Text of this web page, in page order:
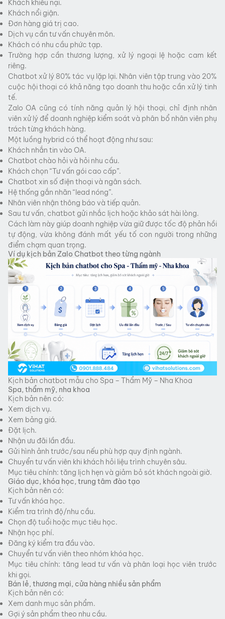
Khách khiếu nại.
Khách nổi giận.
Đơn hàng giá trị cao.
Dịch vụ cần tư vấn chuyên môn.
Khách có nhu cầu phức tạp.
Trường hợp cần thương lượng, xử lý ngoại lệ hoặc cam kết
riêng.
Chatbot xử lý 80% tác vụ lặp lại. Nhân viên tập trung vào 20%
cuộc hội thoại có khả năng tạo doanh thu hoặc cần xử lý tinh
tế.
Zalo OA cũng có tính năng quản lý hội thoại, chỉ định nhân
viên xử lý để doanh nghiệp kiểm soát và phân bổ nhân viên phụ
trách từng khách hàng.
Một luồng hybrid có thể hoạt động như sau:
Khách nhắn tin vào OA.
Chatbot chào hỏi và hỏi nhu cầu.
Khách chọn “Tư vấn gói cao cấp”.
Chatbot xin số điện thoại và ngân sách.
Hệ thống gắn nhãn “lead nóng”.
Nhân viên nhận thông báo và tiếp quản.
Sau tư vấn, chatbot gửi nhắc lịch hoặc khảo sát hài lòng.
Cách làm này giúp doanh nghiệp vừa giữ được tốc độ phản hồi
tự động, vừa không đánh mất yếu tố con người trong những
điểm chạm quan trọng.
Ví dụ kịch bản Zalo Chatbot theo từng ngành
Kịch bản chatbot mẫu cho Spa – Thẩm Mỹ – Nha Khoa
Spa, thẩm mỹ, nha khoa
Kịch bản nên có:
Xem dịch vụ.
Xem bảng giá.
Đặt lịch.
Nhận ưu đãi lần đầu.
Gửi hình ảnh trước/sau nếu phù hợp quy định ngành.
Chuyển tư vấn viên khi khách hỏi liệu trình chuyên sâu.
Mục tiêu chính: tăng lịch hẹn và giảm bỏ sót khách ngoài giờ.
Giáo dục, khóa học, trung tâm đào tạo
Kịch bản nên có:
Tư vấn khóa học.
Kiểm tra trình độ/nhu cầu.
Chọn độ tuổi hoặc mục tiêu học.
Nhận học phí.
Đăng ký kiểm tra đầu vào.
Chuyển tư vấn viên theo nhóm khóa học.
Mục tiêu chính: tăng lead tư vấn và phân loại học viên trước
khi gọi.
Bán lẻ, thương mại, cửa hàng nhiều sản phẩm
Kịch bản nên có:
Xem danh mục sản phẩm.
Gợi ý sản phẩm theo nhu cầu.